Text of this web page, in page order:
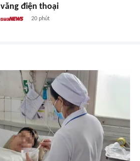
văng điện thoại
20 phút